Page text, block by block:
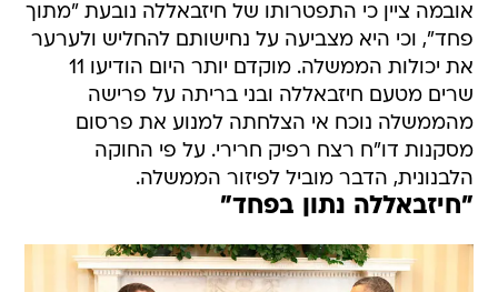
אובמה ציין כי התפטרותו של חיזבאללה נובעת "מתוך
פחד", וכי היא מצביעה על נחישותם להחליש ולערער
את יכולות הממשלה. מוקדם יותר היום הודיעו 11
שרים מטעם חיזבאללה ובני בריתה על פרישה
מהממשלה נוכח אי הצלחתה למנוע את פרסום
מסקנות דו"ח רצח רפיק חרירי. על פי החוקה
הלבנונית, הדבר מוביל לפיזור הממשלה.
"חיזבאללה נתון בפחד"